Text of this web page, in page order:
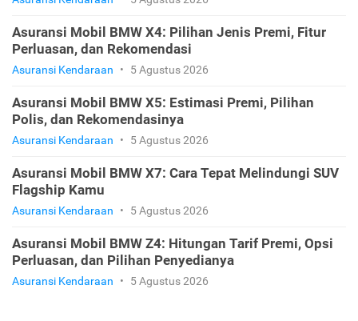
Asuransi Mobil BMW X4: Pilihan Jenis Premi, Fitur
Perluasan, dan Rekomendasi
Asuransi Kendaraan • 5 Agustus 2026
Asuransi Mobil BMW X5: Estimasi Premi, Pilihan
Polis, dan Rekomendasinya
Asuransi Kendaraan • 5 Agustus 2026
Asuransi Mobil BMW X7: Cara Tepat Melindungi SUV
Flagship Kamu
Asuransi Kendaraan • 5 Agustus 2026
Asuransi Mobil BMW Z4: Hitungan Tarif Premi, Opsi
Perluasan, dan Pilihan Penyedianya
Asuransi Kendaraan • 5 Agustus 2026